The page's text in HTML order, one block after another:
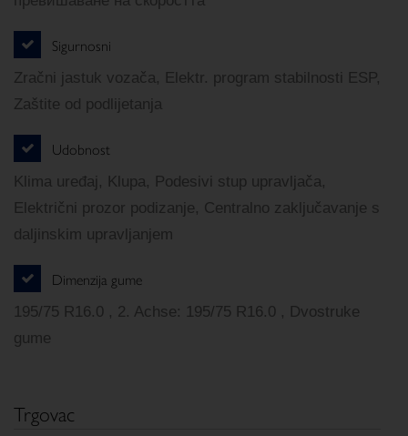
Sigurnosni
Zračni jastuk vozača, Elektr. program stabilnosti ESP,
Zaštite od podlijetanja
Udobnost
Klima uređaj, Klupa, Podesivi stup upravljača,
Električni prozor podizanje, Centralno zaključavanje s
daljinskim upravljanjem
Dimenzija gume
195/75 R16.0 , 2. Achse: 195/75 R16.0 , Dvostruke
gume
Trgovac